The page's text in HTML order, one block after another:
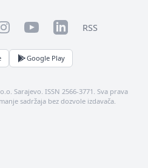
YouTubeLinkedInRSS
Google Play
Sarajevo. ISSN 2566-3771. Sva prava
sadržaja bez dozvole izdavača.